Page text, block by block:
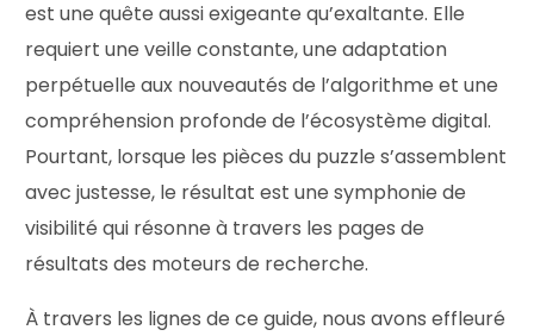
est une quête aussi exigeante qu’exaltante. Elle
requiert une veille constante, une adaptation
perpétuelle aux nouveautés de l’algorithme et une
compréhension profonde de l’écosystème digital.
Pourtant, lorsque les pièces du puzzle s’assemblent
avec justesse, le résultat est une symphonie de
visibilité qui résonne à travers les pages de
résultats des moteurs de recherche.
À travers les lignes de ce guide, nous avons effleuré